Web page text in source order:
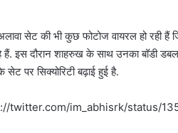
सेट की भी कुछ फोटोज वायरल हो रही
इस दौरान शाहरुख के साथ उनका बॉडी
सेट पर सिक्योरिटी बढ़ाई हुई है.
twitter.com/im_abhisrk/status/